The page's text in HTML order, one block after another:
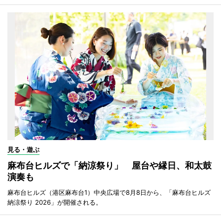
見る・遊ぶ
麻布台ヒルズで「納涼祭り」 屋台や縁日、和太鼓
演奏も
麻布台ヒルズ（港区麻布台1）中央広場で8月8日から、「麻布台ヒルズ
納涼祭り 2026」が開催される。